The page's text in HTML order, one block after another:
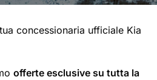
concessionaria ufficiale Kia
offerte esclusive su tutta la